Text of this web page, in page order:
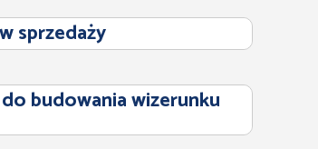
sprzedaży
budowania wizerunku